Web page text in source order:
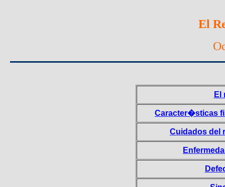
El
El
Caracter�sticas
Cuidados del